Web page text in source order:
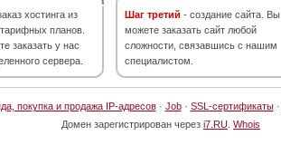
хостинга из
планов.
заказать у нас
сервера.
Шаг третий - создание сайта. Вы
можете заказать сайт любой
сложности, связавшись с нашим
специалистом.
покупка и продажа IP-адресов· Job· SSL-сертификаты·
Домен зарегистрирован через i7.RU Whois